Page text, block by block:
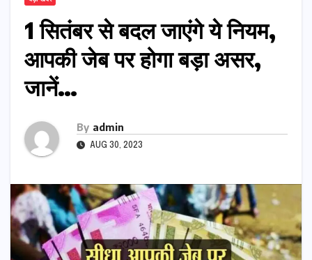
1 सितंबर से बदल जाएंगे ये नियम,
आपकी जेब पर होगा बड़ा असर,
जानें…
By admin
AUG 30, 2023